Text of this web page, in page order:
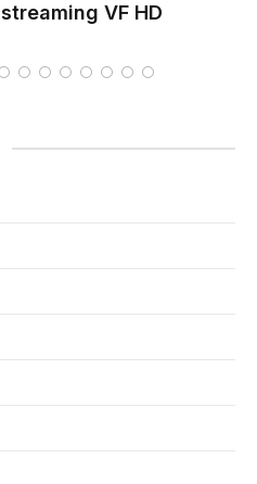
streaming VF HD